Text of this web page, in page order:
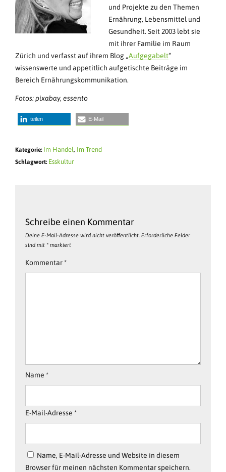
und Projekte zu den Themen
Ernährung, Lebensmittel und
Gesundheit. Seit 2003 lebt sie
mit ihrer Familie im Raum
Zürich und verfasst auf ihrem Blog „Aufgegabelt“
wissenswerte und appetitlich aufgetischte Beiträge im
Bereich Ernährungskommunikation.
Fotos: pixabay, essento
teilen E-Mail
Kategorie: Im Handel, Im Trend
Schlagwort: Esskultur
Schreibe einen Kommentar
Deine E-Mail-Adresse wird nicht veröffentlicht. Erforderliche Felder
sind mit * markiert
Kommentar*
Name *
E-Mail-Adresse *
Name, E-Mail-Adresse und Website in diesem
Browser für meinen nächsten Kommentar speichern.